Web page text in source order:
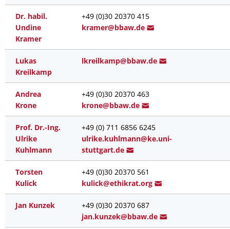
Dr. habil.
Undine
Kramer
+49 (0)30 20370 415
kramer@bbaw.de
Lukas
Kreilkamp
lkreilkamp@bbaw.de
Andrea
Krone
+49 (0)30 20370 463
krone@bbaw.de
Prof. Dr.-Ing.
Ulrike
Kuhlmann
+49 (0) 711 6856 6245
ulrike.kuhlmann@ke.uni-
stuttgart.de
Torsten
Kulick
+49 (0)30 20370 561
kulick@ethikrat.org
Jan Kunzek
+49 (0)30 20370 687
jan.kunzek@bbaw.de